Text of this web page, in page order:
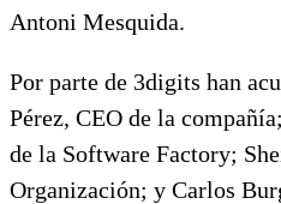
Antoni Mesquida.
Por parte de 3digits han
Pérez, CEO de la
de la Software Factory;
Organización; y Carlos